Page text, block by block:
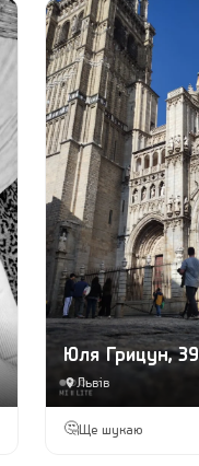
Юля Грицун, 39
Львів
🤔 Ще шукаю